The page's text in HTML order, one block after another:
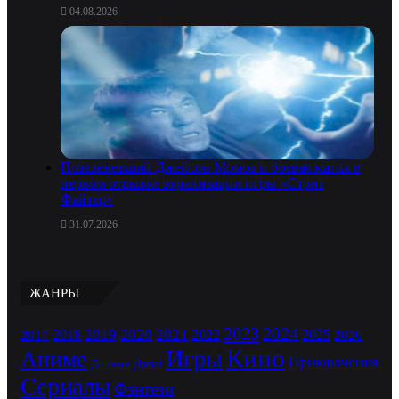
04.08.2026
Позеленевший Джейсон Момоа и боевая магия в
первом отрывке экранизации игры «Стрит
Файтер»
31.07.2026
ЖАНРЫ
2017 2018 2019 2020 2021 2022 2023 2024 2025 2026
Аниме Детектив Драма ИгрыКино Приключения
СериалыФэнтези